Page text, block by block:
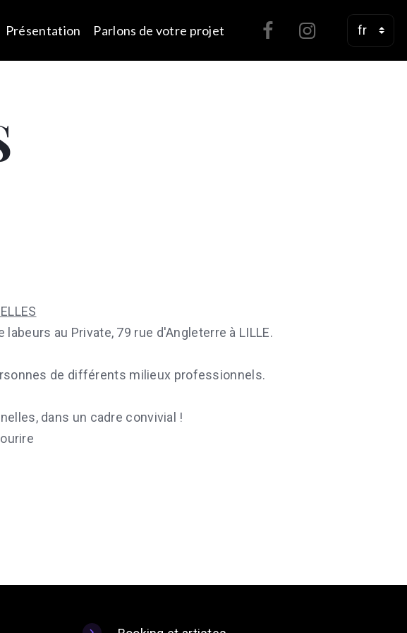
Présentation Parlons de votre projet
au Private, 79 rue d'Angleterre à LILLE.
de différents milieux professionnels.
dans un cadre convivial !